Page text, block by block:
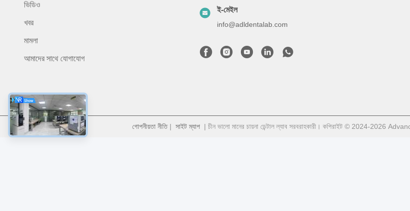
ভিডিও
খবর
মামলা
আমাদের সাথে যোগাযোগ
ই-মেইল
info@adldentalab.com
গোপনীয়তা নীতি| সাইট ম্যাপ| চীন ভালো মানের চায়না ডেন্টাল ল্যাব সরবরাহকারী। কপিরাইট © 2024-2026